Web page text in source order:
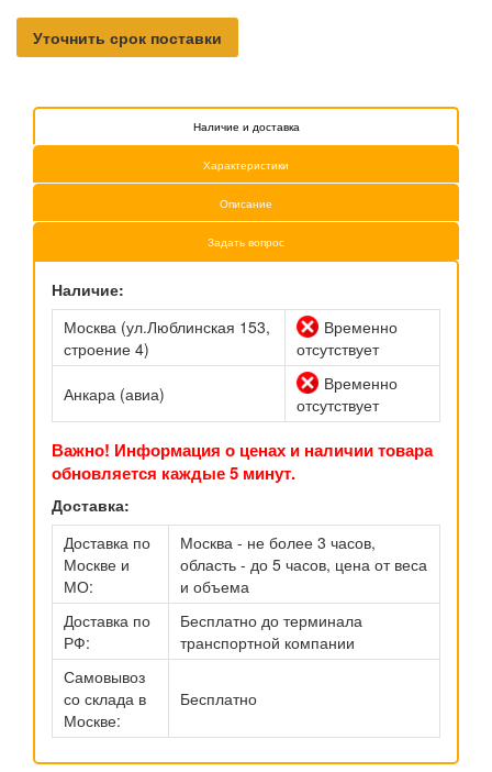
Уточнить срок поставки
Наличие и доставка
Характеристики
Описание
Задать вопрос
Наличие:
Москва (ул.Люблинская 153,
строение 4)
Временно
отсутствует
Анкара (авиа)
Временно
отсутствует
Важно! Информация о ценах и наличии товара
обновляется каждые 5 минут.
Доставка:
Доставка по
Москве и
МО:
Москва - не более 3 часов,
область - до 5 часов, цена от веса
и объема
Доставка по
РФ:
Бесплатно до терминала
транспортной компании
Самовывоз
со склада в
Москве:
Бесплатно